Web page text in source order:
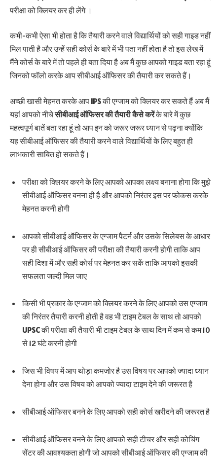
परीक्षा को क्लियर कर ही लेंगे ।
कभी-कभी ऐसा भी होता है कि तैयारी करने वाले विद्यार्थियों को सही गाइड नहीं
मिल पाती है और उन्हें सही कोर्स के बारे में भी पता नहीं होता है तो इस लेख में
मैंने कोर्स के बारे में तो पहले ही बता दिया है अब मैं कुछ आपको गाइड बता रहा हूं
जिनको फॉलो करके आप सीबीआई ऑफिसर की तैयारी कर सकते हैं।
अच्छी खासी मेहनत करके आप IPSकी एग्जाम को क्लियर कर सकते हैं अब मैं
यहां आपको नीचेसीबीआई ऑफिसरकी तैयारी कैसे करेंके बारे में कुछ
महत्वपूर्ण बातें बता रहा हूं तो आप इन को जरूर जरूर ध्यान से पढ़ना क्योंकि
यह सीबीआई ऑफिसर की तैयारी करने वाले विद्यार्थियों के लिए बहुत ही
लाभकारी साबित हो सकते हैं।
परीक्षा को क्लियर करने के लिए आपको आपका लक्ष्य बनाना होगा कि मुझे
सीबीआई ऑफिसर बनना ही है और आपको निरंतर इस पर फोकस करके
मेहनत करनी होगी
आपको सीबीआई ऑफिसर के एग्जाम पैटर्न और उसके सिलेबस के आधार
पर ही सीबीआई ऑफिसर की परीक्षा की तैयारी करनी होगी ताकि आप
सही दिशा में और सही कोर्स पर मेहनत कर सकें ताकि आपको इसकी
सफलता जल्दी मिल जाए
किसी भी प्रकार के एग्जाम को क्लियर करने के लिए आपको उस एग्जाम
की निरंतर तैयारी करनी होती है वह भी टाइम टेबल के साथ तो आपको
UPSCकी परीक्षा की तैयारी भी टाइम टेबल के साथ दिन में कम से कम 10
से 12 घंटे करनी होगी
जिस भी विषय में आप थोड़ा कमजोर है उस विषय पर आपको ज्यादा ध्यान
देना होगा और उस विषय को आपको ज्यादा टाइम देने की जरूरत है
सीबीआई ऑफिसर बनने के लिए आपको सही कोर्स खरीदने की जरूरत है
सीबीआई ऑफिसर बनने के लिए आपको सही टीचर और सही कोचिंग
सेंटर की आवश्यकता होगी जो आपको सीबीआई ऑफिसर की एग्जाम की